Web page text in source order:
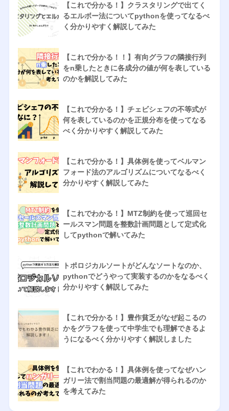
【これで分かる！】クラスタリングで出てく
るエルボー法についてpythonを使ってなるべ
く分かりやすく解説してみた
【これで分かる！！】有向グラフの隣接行列
をn乗したときに各成分の値が何を表している
のかを解説してみた
【これで分かる！】チェビシェフの不等式が
何を表しているのかを正規分布を使ってなる
べく分かりやすく解説してみた
【これで分かる！】具体例を使ってベルマン
フォード法のアルゴリズムについてなるべく
分かりやすく解説してみた
【これでわかる！】MTZ制約を使って巡回セ
ールスマン問題を整数計画問題として定式化
してpythonで解いてみた
トポロジカルソートがどんなソートなのか、
pythonでどうやって実装するのかをなるべく
分かりやすく解説してみた
【これで分かる！】豊作貧乏がなぜ起こるの
かをグラフを使って中学生でも理解できるよ
うになるべく分かりやすく解説しました
【これでわかる！】具体例を使ってなぜハン
ガリー法で割当問題の最適解が得られるのか
を考えてみた